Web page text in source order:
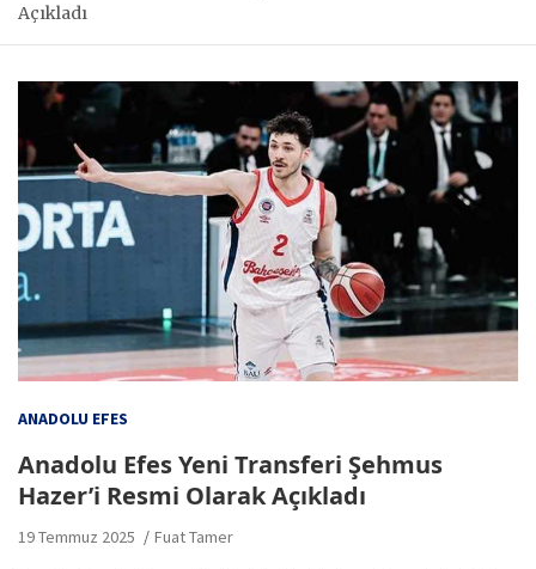
Açıkladı
ANADOLU EFES
Anadolu Efes Yeni Transferi Şehmus
Hazer’i Resmi Olarak Açıkladı
19 Temmuz 2025 Fuat Tamer